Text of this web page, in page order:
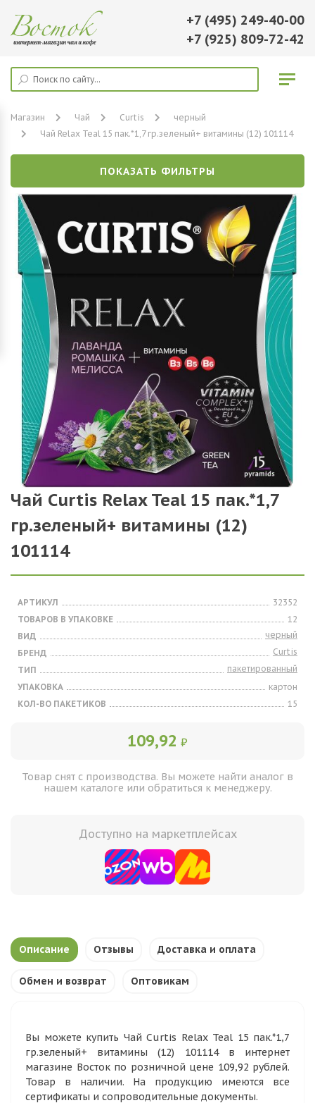
+7 (495) 249-40-00
+7 (925) 809-72-42
Магазин Чай Curtis
черный
Чай Relax Teal 15 пак.*1,7 гр.зеленый+ витамины (12) 101114
ПОКАЗАТЬ ФИЛЬТРЫ
Чай Curtis Relax Teal 15 пак.*1,7
гр.зеленый+ витамины (12)
101114
АРТИКУЛ
32352
ТОВАРОВ В УПАКОВКЕ
12
ВИД
черный
БРЕНД
Curtis
ТИП
пакетированный
УПАКОВКА
картон
КОЛ-ВО ПАКЕТИКОВ
15
109,92 ₽
Товар снят с производства. Вы можете найти аналог в
нашем каталоге или обратиться к менеджеру.
Доступно на маркетплейсах
Описание Отзывы Доставка и оплата
Обмен и возврат Оптовикам
Вы можете купить Чай Curtis Relax Teal 15 пак.*1,7
гр.зеленый+ витамины (12) 101114 в интернет
магазине Восток по розничной цене 109,92 рублей.
Товар в наличии. На продукцию имеются все
сертификаты и сопроводительные документы.